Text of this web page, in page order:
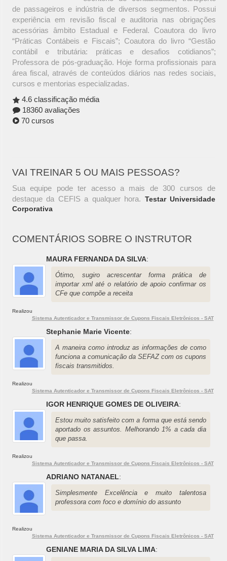
de passageiros e indústria de diversos segmentos. Possui
experiência em revisão fiscal e auditoria nas obrigações
acessórias âmbito Estadual e Federal. Coautora do livro
“Práticas Contábeis e Fiscais”; Coautora do livro “Gestão
contábil e tributária: práticas e desafios cotidianos”;
Professora de pós-graduação. Hoje forma profissionais para
área fiscal, através de conteúdos diários nas redes sociais,
cursos e mentorias especializadas.
4.6 classificação média
18360 avaliações
70 cursos
VAI TREINAR 5 OU MAIS PESSOAS?
Sua equipe pode ter acesso a mais de 300 cursos de
destaque da CEFIS a qualquer hora. Testar Universidade
Corporativa
COMENTÁRIOS SOBRE O INSTRUTOR
MAURA FERNANDA DA SILVA:
Ótimo, sugiro acrescentar forma prática de
importar xml até o relatório de apoio confirmar os
CFe que compõe a receita
Realizou
Sistema Autenticador e Transmissor de Cupons Fiscais Eletrônicos - SAT
Stephanie Marie Vicente:
A maneira como introduz as informações de como
funciona a comunicação da SEFAZ com os cupons
fiscais transmitidos.
Realizou
Sistema Autenticador e Transmissor de Cupons Fiscais Eletrônicos - SAT
IGOR HENRIQUE GOMES DE OLIVEIRA:
Estou muito satisfeito com a forma que está sendo
aportado os assuntos. Melhorando 1% a cada dia
que passa.
Realizou
Sistema Autenticador e Transmissor de Cupons Fiscais Eletrônicos - SAT
ADRIANO NATANAEL:
Simplesmente Excelência e muito talentosa
professora com foco e domínio do assunto
Realizou
Sistema Autenticador e Transmissor de Cupons Fiscais Eletrônicos - SAT
GENIANE MARIA DA SILVA LIMA: